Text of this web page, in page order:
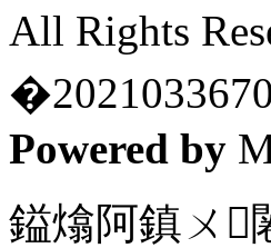
All Rights
Powered by
鎰熻阿鎮ㄨ